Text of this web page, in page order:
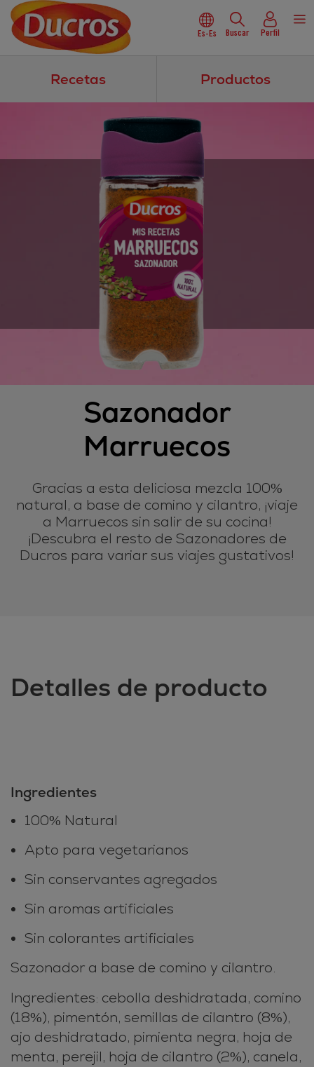
Es-Es Buscar Perfil
Recetas Productos
Sazonador
Marruecos
Gracias a esta deliciosa mezcla 100%
natural, a base de comino y cilantro, ¡viaje
a Marruecos sin salir de su cocina!
¡Descubra el resto de Sazonadores de
Ducros para variar sus viajes gustativos!
Detalles de producto
Ingredientes
100% Natural
Apto para vegetarianos
Sin conservantes agregados
Sin aromas artificiales
Sin colorantes artificiales
Sazonador a base de comino y cilantro.
Ingredientes: cebolla deshidratada, comino
(18%), pimentón, semillas de cilantro (8%),
ajo deshidratado, pimienta negra, hoja de
menta, perejil, hoja de cilantro (2%), canela,